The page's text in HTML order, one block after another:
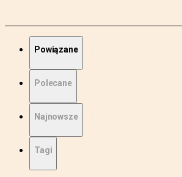
Powiązane
Polecane
Najnowsze
Tagi